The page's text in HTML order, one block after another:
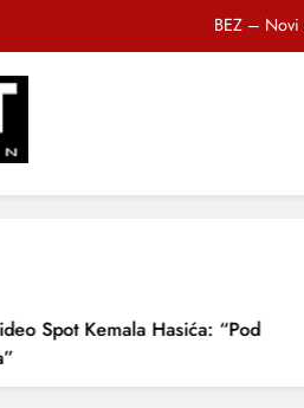
BEZ – Novi
DJEČIJI HOR
DJEČIJI HOR
Spot Kemala Hasića: “Pod